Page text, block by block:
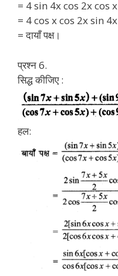
= 4 sin 4x cos 2x cos x
= 4 cos x cos 2x sin 4x
= दायाँ पक्ष।
प्रश्न 6.
सिद्ध कीजिए :
हल: